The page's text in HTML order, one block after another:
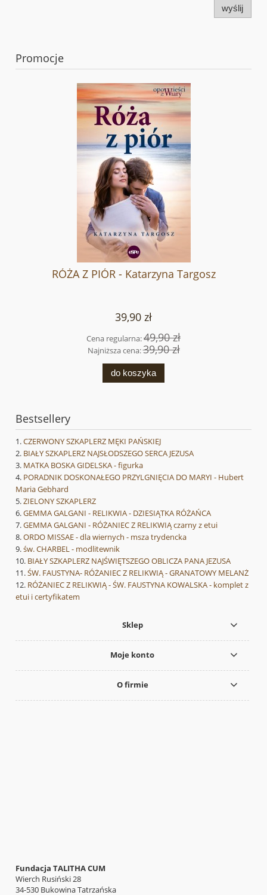
wyślij
Promocje
RÓŻA Z PIÓR - Katarzyna Targosz
39,90 zł
Cena regularna:49,90 zł
Najniższa cena:39,90 zł
do koszyka
Bestsellery
CZERWONY SZKAPLERZ MĘKI PAŃSKIEJ
BIAŁY SZKAPLERZ NAJSŁODSZEGO SERCA JEZUSA
MATKA BOSKA GIDELSKA - figurka
PORADNIK DOSKONAŁEGO PRZYLGNIĘCIA DO MARYI - Hubert
Maria Gebhard
ZIELONY SZKAPLERZ
GEMMA GALGANI - RELIKWIA - DZIESIĄTKA RÓŻAŃCA
GEMMA GALGANI - RÓŻANIEC Z RELIKWIĄ czarny z etui
ORDO MISSAE - dla wiernych - msza trydencka
św. CHARBEL - modlitewnik
BIAŁY SZKAPLERZ NAJŚWIĘTSZEGO OBLICZA PANA JEZUSA
ŚW. FAUSTYNA- RÓŻANIEC Z RELIKWIĄ - GRANATOWY MELANŻ
RÓŻANIEC Z RELIKWIĄ - ŚW. FAUSTYNA KOWALSKA - komplet z
etui i certyfikatem
Sklep
Moje konto
O firmie
Fundacja TALITHA CUM
Wierch Rusiński 28
34-530 Bukowina Tatrzańska